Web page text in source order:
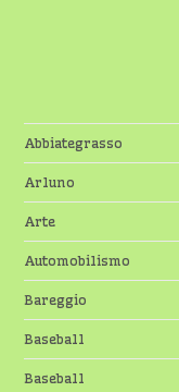
Abbiategrasso
Arluno
Arte
Automobilismo
Bareggio
Baseball
Baseball